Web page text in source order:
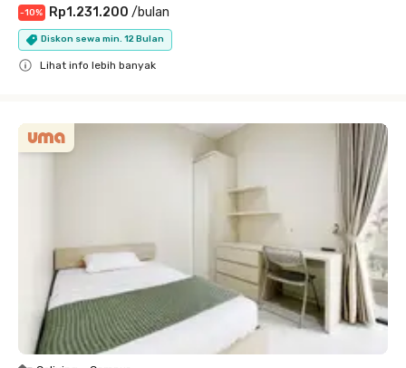
-10% Rp1.231.200 /bulan
Diskon sewa min. 12 Bulan
Lihat info lebih banyak